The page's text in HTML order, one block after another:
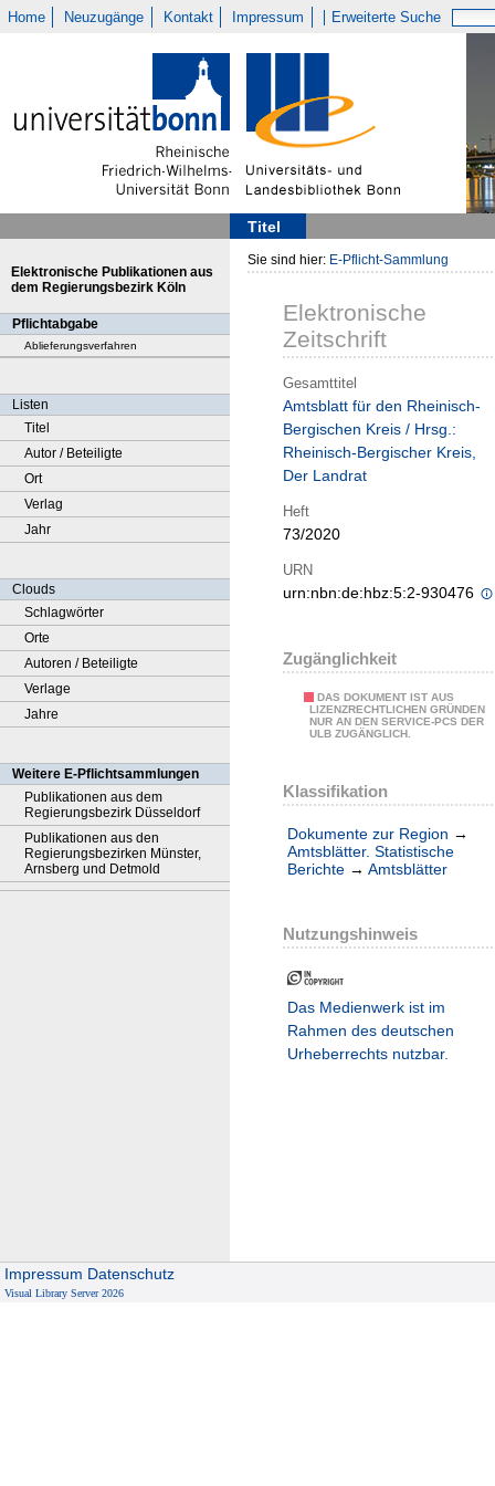
Home Neuzugänge Kontakt Impressum Erweiterte Suche
Titel
Elektronische Publikationen aus
dem Regierungsbezirk Köln
Pflichtabgabe
Ablieferungsverfahren
Listen
Titel
Autor / Beteiligte
Ort
Verlag
Jahr
Clouds
Schlagwörter
Orte
Autoren / Beteiligte
Verlage
Jahre
Weitere E-Pflichtsammlungen
Publikationen aus dem
Regierungsbezirk Düsseldorf
Publikationen aus den
Regierungsbezirken Münster,
Arnsberg und Detmold
Sie sind hier: E-Pflicht-Sammlung
Elektronische
Zeitschrift
Gesamttitel
Amtsblatt für den Rheinisch-
Bergischen Kreis / Hrsg.:
Rheinisch-Bergischer Kreis,
Der Landrat
Heft
73/2020
URN
urn:nbn:de:hbz:5:2-930476
Zugänglichkeit
DAS DOKUMENT IST AUS
LIZENZRECHTLICHEN GRÜNDEN
NUR AN DEN SERVICE-PCS DER
ULB ZUGÄNGLICH.
Klassifikation
Dokumente zur Region →
Amtsblätter. Statistische
Berichte → Amtsblätter
Nutzungshinweis
Das Medienwerk ist im
Rahmen des deutschen
Urheberrechts nutzbar.
Impressum Datenschutz
Visual Library Server 2026